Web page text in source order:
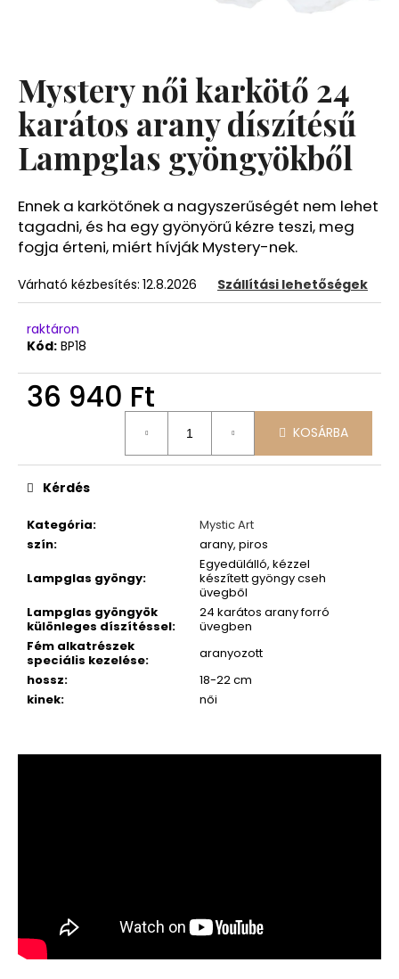
Mystery női karkötő 24
karátos arany díszítésű
Lampglas gyöngyökből
Ennek a karkötőnek a nagyszerűségét nem lehet
tagadni, és ha egy gyönyörű kézre teszi, meg
fogja érteni, miért hívják Mystery-nek.
Várható kézbesítés: 12.8.2026 Szállítási lehetőségek
raktáron
Kód: BP18
36 940 Ft
KOSÁRBA
Kategória:
Mystic Art
szín:
arany, piros
Lampglas gyöngy:
Egyedülálló, kézzel
készített gyöngy cseh
üvegből
Lampglas gyöngyök
különleges díszítéssel:
24 karátos arany forró
üvegben
Fém alkatrészek
speciális kezelése:
aranyozott
hossz:
18-22 cm
kinek: női
Kérdés
á
n
l
j
u